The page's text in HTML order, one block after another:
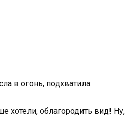
в огонь, подхватила:
хотели, облагородить вид! Ну,